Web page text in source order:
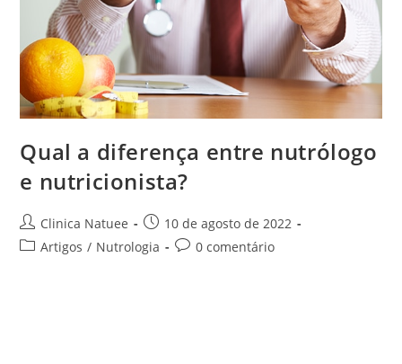
Qual a diferença entre nutrólogo
e nutricionista?
Clinica Natuee
10 de agosto de 2022
Artigos / Nutrologia 0 comentário